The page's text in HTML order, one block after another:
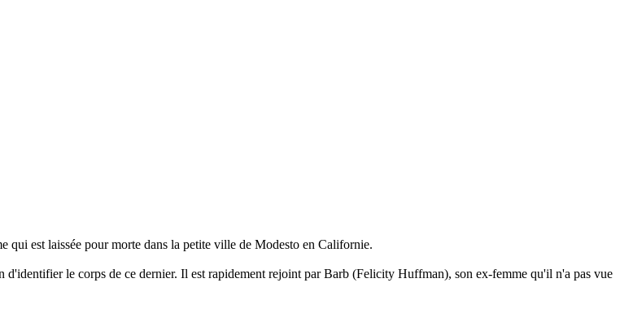
qui est laissée pour morte dans la petite ville de Modesto en Californie.
le corps de ce dernier. Il est rapidement rejoint par Barb (Felicity Huffman), son ex-femme qu'il n'a pas vue